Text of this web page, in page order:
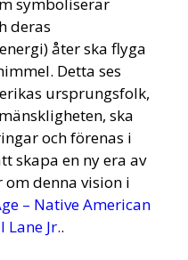
deras
åter ska flyga
Detta ses
ursprungsfolk,
ska
och förenas i
skapa en ny era av
om denna vision i
– Native American
Lane Jr..